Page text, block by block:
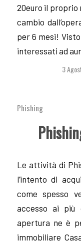
20euro il proprio
cambio
per 6 mesi!
interessati ad
3
Phishing
Le attività di
l’intento di
come spesso
accesso ai più
apertura ne è
immobiliare